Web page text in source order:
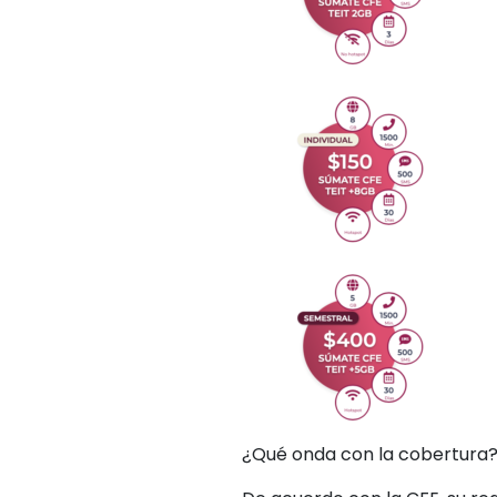
¿Qué onda con la cobertura?